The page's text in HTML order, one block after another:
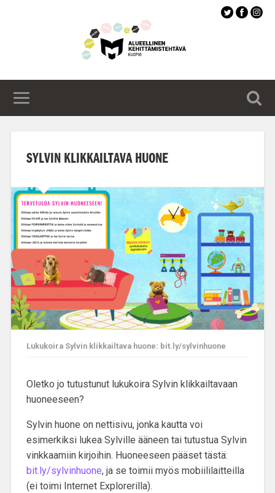
SYLVIN KLIKKAILTAVA HUONE
Lukukoira Sylvin klikkailtava huone: bit.ly/sylvinhuone
Oletko jo tutustunut lukukoira Sylvin klikkailtavaan
huoneeseen?
Sylvin huone on nettisivu, jonka kautta voi
esimerkiksi lukea Sylville ääneen tai tutustua Sylvin
vinkkaamiin kirjoihin. Huoneeseen pääset tästä:
bit.ly/sylvinhuone, ja se toimii myös mobiililaitteilla
(ei toimi Internet Explorerilla).